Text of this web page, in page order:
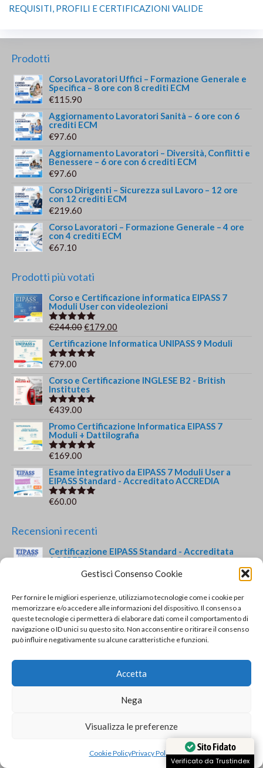
Gestisci Consenso Cookie
Per fornire le migliori esperienze, utilizziamo tecnologie come i cookie per
memorizzare e/o accedere alle informazioni del dispositivo. Il consenso a
queste tecnologie ci permetterà di elaborare dati come il comportamento di
navigazione o ID unici su questo sito. Non acconsentire o ritirare il consenso
può influire negativamente su alcune caratteristiche e funzioni.
Accetta
Nega
Visualizza le preferenze
Cookie PolicyPrivacy Policy
REQUISITI, PROFILI E CERTIFICAZIONI VALIDE
Prodotti
Corso Lavoratori Uffici – Formazione Generale e
Specifica – 8 ore con 8 crediti ECM
€115.90
Aggiornamento Lavoratori Sanità – 6 ore con 6
crediti ECM
€97.60
Aggiornamento Lavoratori – Diversità, Conflitti e
Benessere – 6 ore con 6 crediti ECM
€97.60
Corso Dirigenti – Sicurezza sul Lavoro – 12 ore
con 12 crediti ECM
€219.60
Corso Lavoratori – Formazione Generale – 4 ore
con 4 crediti ECM
€67.10
Prodotti più votati
Corso e Certificazione informatica EIPASS 7
Moduli User con videolezioni
Valutato
€244.00Il
prezzo
originale
€244.00.
€179.00
prezzo
€179.00.
Certificazione Informatica UNIPASS 9 Moduli
Valutato
€79.00
Corso e Certificazione INGLESE B2 - British
Institutes
Valutato
€439.00
Promo Certificazione Informatica EIPASS 7
Moduli + Dattilografia
Valutato
€169.00
Esame integrativo da EIPASS 7 Moduli User a
EIPASS Standard - Accreditato ACCREDIA
Valutato
€60.00
Recensioni recenti
Certificazione EIPASS Standard - Accreditata
ACCREDIA
di Fabiana Quattrocchi
Corso e Certificazione Dattilografia
Valutato5
su 5
di Iolanda
Esame integrativo da EIPASS 7 Moduli User a
EIPASS Standard - Accreditato ACCREDIA
di francesca paola b.
Corso e Certificazione informatica EIPASS 7
Moduli User con videolezioni
Certificazione informatica EIPASS 7 Moduli User
Sito Fidato
Verificato da Trustindex